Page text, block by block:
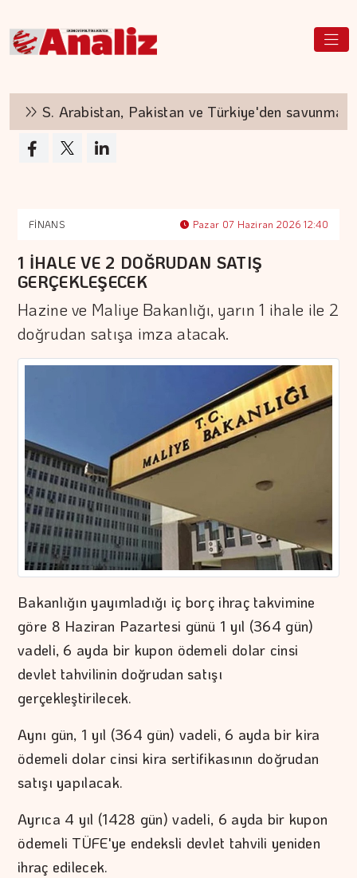
S. Arabistan, Pakistan ve Türkiye'den savunma
FİNANS Pazar 07 Haziran 2026 12:40
1 İHALE VE 2 DOĞRUDAN SATIŞ
GERÇEKLEŞECEK
Hazine ve Maliye Bakanlığı, yarın 1 ihale ile 2
doğrudan satışa imza atacak.
Bakanlığın yayımladığı iç borç ihraç takvimine
göre 8 Haziran Pazartesi günü 1 yıl (364 gün)
vadeli, 6 ayda bir kupon ödemeli dolar cinsi
devlet tahvilinin doğrudan satışı
gerçekleştirilecek.
Aynı gün, 1 yıl (364 gün) vadeli, 6 ayda bir kira
ödemeli dolar cinsi kira sertifikasının doğrudan
satışı yapılacak.
Ayrıca 4 yıl (1428 gün) vadeli, 6 ayda bir kupon
ödemeli TÜFE'ye endeksli devlet tahvili yeniden
ihraç edilecek.